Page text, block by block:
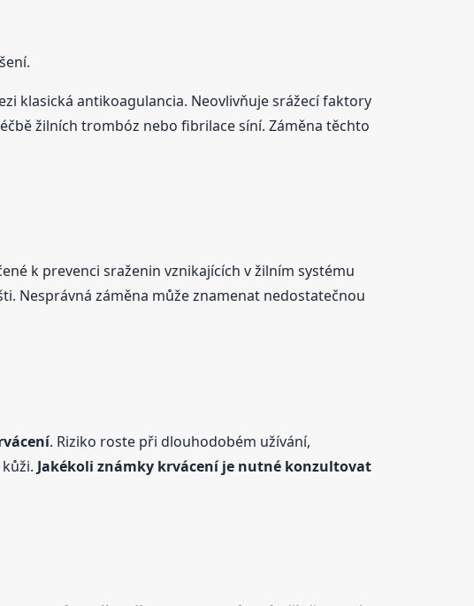
klasická antikoagulancia. Neovlivňuje srážecí faktory
žilních trombóz nebo fibrilace síní. Záměna těchto
k prevenci sraženin vznikajících v žilním systému
Nesprávná záměna může znamenat nedostatečnou
. Riziko roste při dlouhodobém užívání,
Jakékoli známky krvácení je nutné konzultovat